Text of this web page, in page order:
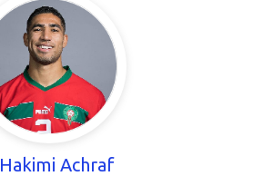
Hakimi Achraf